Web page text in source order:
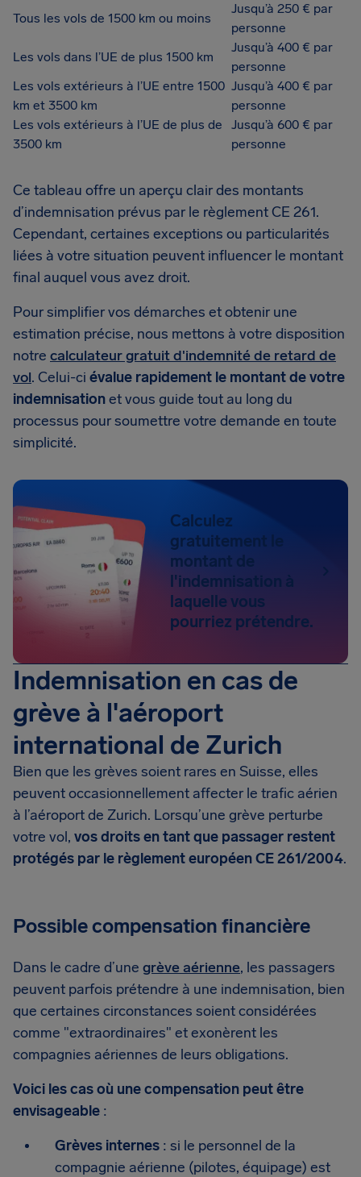
Tous les vols de 1500 km ou moins
Jusqu’à 250 € par
personne
Les vols dans l’UE de plus 1500 km
Jusqu’à 400 € par
personne
Les vols extérieurs à l’UE entre 1500
km et 3500 km
Jusqu’à 400 € par
personne
Les vols extérieurs à l’UE de plus de
3500 km
Jusqu’à 600 € par
personne
Ce tableau offre un aperçu clair des montants
d’indemnisation prévus par le règlement CE 261.
Cependant, certaines exceptions ou particularités
liées à votre situation peuvent influencer le montant
final auquel vous avez droit.
Pour simplifier vos démarches et obtenir une
estimation précise, nous mettons à votre disposition
notre calculateur gratuit d'indemnité de retard de
vol. Celui-ci évalue rapidement le montant de votre
indemnisationet vous guide tout au long du
processus pour soumettre votre demande en toute
simplicité.
Calculez
gratuitement le
montant de
l'indemnisation à
laquelle vous
pourriez prétendre.
Indemnisation en cas de
grève à l'aéroport
international de Zurich
Bien que les grèves soient rares en Suisse, elles
peuvent occasionnellement affecter le trafic aérien
à l’aéroport de Zurich. Lorsqu’une grève perturbe
votre vol, vos droits en tant que passager restent
protégés par le règlement européen CE 261/2004.
Possible compensation financière
Dans le cadre d’une grève aérienne, les passagers
peuvent parfois prétendre à une indemnisation, bien
que certaines circonstances soient considérées
comme "extraordinaires" et exonèrent les
compagnies aériennes de leurs obligations.
Voici les cas où une compensation peut être
envisageable :
Grèves internes : si le personnel de la
compagnie aérienne (pilotes, équipage) est